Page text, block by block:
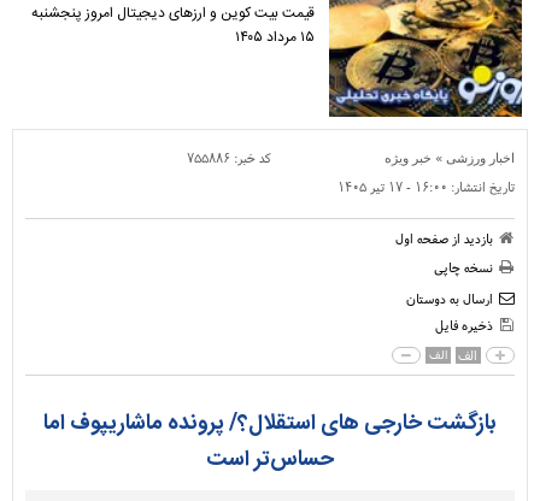
قیمت بیت کوین و ارز‌های دیجیتال امروز پنجشنبه
۱۵ مرداد ۱۴۰۵
اخبار ورزشی » خبر ویژه کد خبر: ۷۵۵۸۸۶
تاریخ انتشار: ۱۶:۰۰ - ۱۷ تير ۱۴۰۵
بازدید از صفحه اول
نسخه چاپی
ارسال به دوستان
ذخیره فایل
الف الف
بازگشت خارجی های استقلال؟/ پرونده ماشاریپوف اما
حساس‌تر است